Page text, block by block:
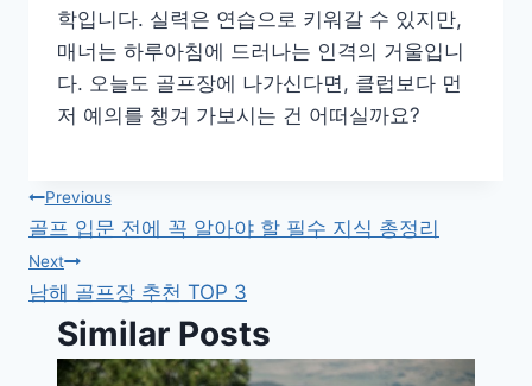
학입니다. 실력은 연습으로 키워갈 수 있지만,
매너는 하루아침에 드러나는 인격의 거울입니
다. 오늘도 골프장에 나가신다면, 클럽보다 먼
저 예의를 챙겨 가보시는 건 어떠실까요?
글
탐
색
Previous
골프 입문 전에 꼭 알아야 할 필수 지식 총정리
Next
남해 골프장 추천 TOP 3
Similar Posts